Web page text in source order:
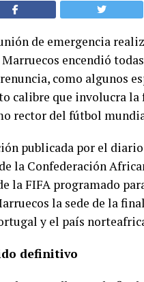
de emergencia
encendió
como algunos
calibre que involucra
rector del fútbol
publicada por el
la Confederación
la FIFA programado
la sede de la
y el país
definitivo